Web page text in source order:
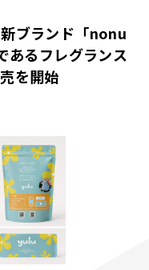
ブランド「nonu
あるフレグランス
を開始